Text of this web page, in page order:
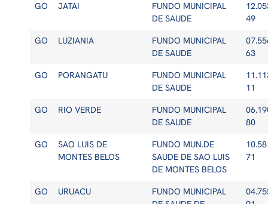
GO JATAI
FUNDO MUNICIPAL
DE SAUDE
49
GO LUZIANIA
FUNDO MUNICIPAL
DE SAUDE
63
GO PORANGATU
FUNDO MUNICIPAL
DE SAUDE
11
GO RIO VERDE
FUNDO MUNICIPAL
DE SAUDE
80
GO
SAO LUIS DE
MONTES BELOS
FUNDO MUN.DE
SAUDE DE SAO LUIS
DE MONTES BELOS
71
GO URUACU
FUNDO MUNICIPAL